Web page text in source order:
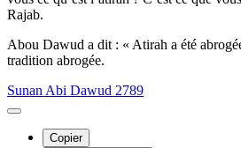
Rajab.
Abou Dawud a dit : « Atirah a été
tradition abrogée.
Sunan Abi Dawud 2789
Copier